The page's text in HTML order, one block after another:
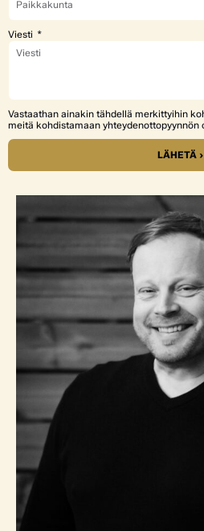
Viesti
Vastaathan ainakin tähdellä merkittyihin
meitä kohdistamaan yhteydenottopyynnön
LÄHETÄ ›